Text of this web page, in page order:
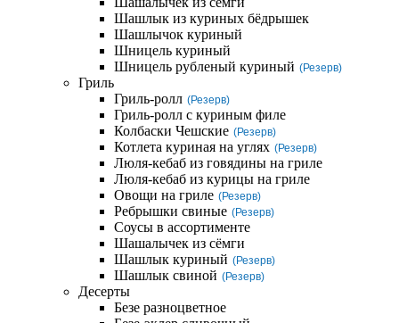
Шашлык из куриных бёдрышек
Шашлычок куриный
Шницель куриный
Шницель рубленый куриный (Резерв)
Гриль
Гриль-ролл (Резерв)
Гриль-ролл с куриным филе
Колбаски Чешские (Резерв)
Котлета куриная на углях (Резерв)
Люля-кебаб из говядины на гриле
Люля-кебаб из курицы на гриле
Овощи на гриле (Резерв)
Ребрышки свиные (Резерв)
Соусы в ассортименте
Шашалычек из сёмги
Шашлык куриный (Резерв)
Шашлык свиной (Резерв)
Десерты
Безе разноцветное